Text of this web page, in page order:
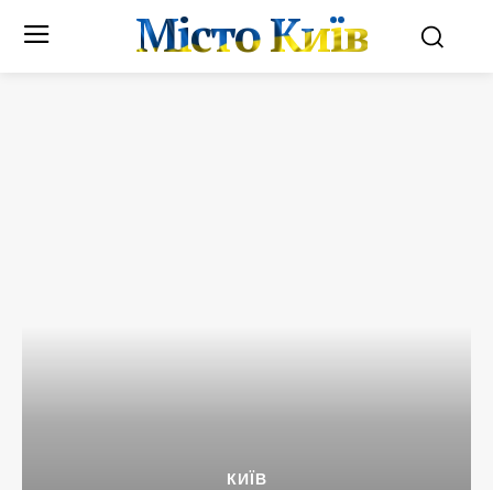
Місто Київ
КИЇВ